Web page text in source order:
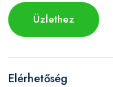
Üzlethez
Elérhetőség